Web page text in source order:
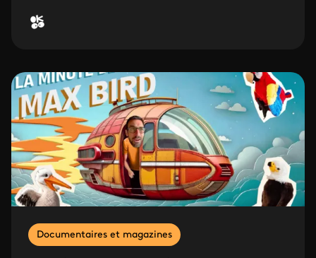
Documentaires et magazines